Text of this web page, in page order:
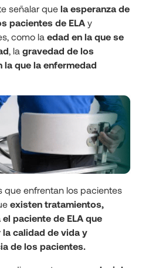
señalar que la esperanza de
pacientes de ELA y
como la edad en la que se
, la gravedad de los
la que la enfermedad
que enfrentan los pacientes
existen tratamientos,
paciente de ELA que
calidad de vida y
de los pacientes.